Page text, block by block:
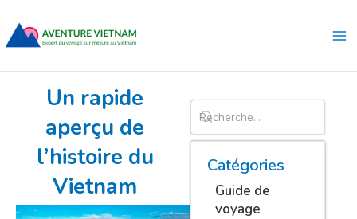
contenu
Un rapide
aperçu de
l’histoire du
Vietnam
Catégories
Guide de
voyage